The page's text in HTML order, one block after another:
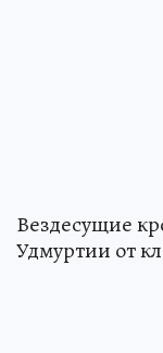
Вездесущие
Удмуртии от